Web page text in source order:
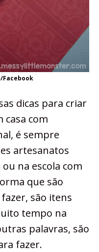
Facebook
dicas para criar
casa com
é sempre
artesanatos
na escola com
que são
são itens
tempo na
palavras, são
fazer.